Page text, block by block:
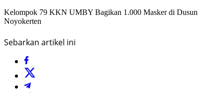
Kelompok 79 KKN UMBY Bagikan 1.000 Masker di Dusun
Noyokerten
Sebarkan artikel ini